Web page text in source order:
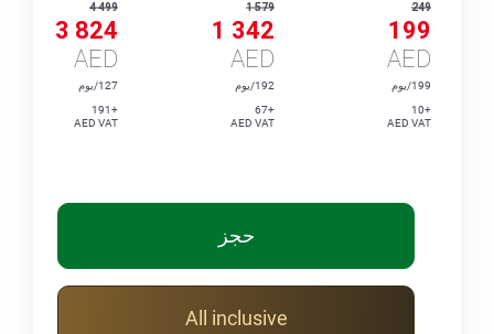
249
199
AED
199/يوم
+10
AED VAT
1 579
1 342
AED
192/يوم
+67
AED VAT
4 499
3 824
AED
127/يوم
+191
AED VAT
حجز
All inclusive